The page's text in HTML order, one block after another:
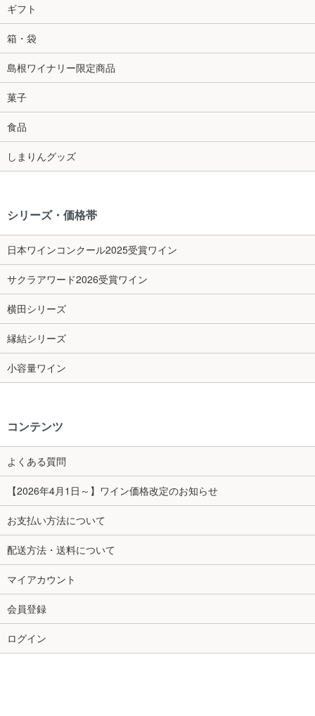
ギフト
箱・袋
島根ワイナリー限定商品
菓子
食品
しまりんグッズ
シリーズ・価格帯
日本ワインコンクール2025受賞ワイン
サクラアワード2026受賞ワイン
横田シリーズ
縁結シリーズ
小容量ワイン
コンテンツ
よくある質問
【2026年4月1日～】ワイン価格改定のお知らせ
お支払い方法について
配送方法・送料について
マイアカウント
会員登録
ログイン